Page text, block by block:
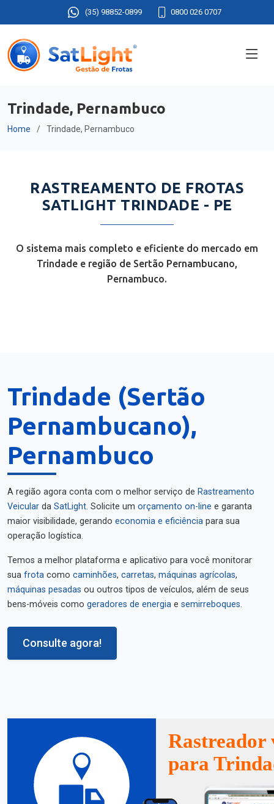
(35) 98852-0899 0800 026 0707
Trindade, Pernambuco
Home Trindade, Pernambuco
RASTREAMENTO DE FROTAS
SATLIGHT TRINDADE - PE
O sistema mais completo e eficiente do mercado em
Trindade e região de Sertão Pernambucano,
Pernambuco.
Trindade (Sertão
Pernambucano),
Pernambuco
A região agora conta com o melhor serviço de Rastreamento
Veicular da SatLight. Solicite um orçamento on-line e garanta
maior visibilidade, gerando economia e eficiência para sua
operação logística.
Temos a melhor plataforma e aplicativo para você monitorar
sua frota como caminhões, carretas, máquinas agrícolas,
máquinas pesadas ou outros tipos de veículos, além de seus
bens-móveis como geradores de energia e semirreboques.
Consulte agora!
Rastreador
para